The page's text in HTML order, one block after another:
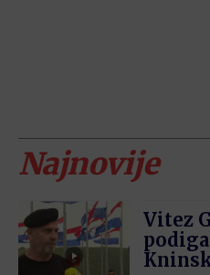
Najnovije
Vitez